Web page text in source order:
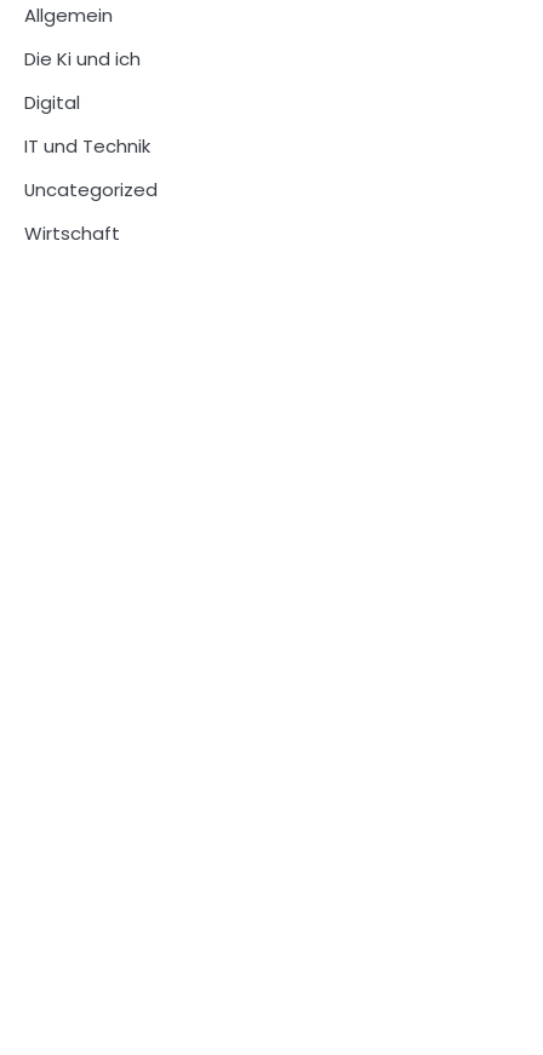
Allgemein
Die Ki und ich
Digital
IT und Technik
Uncategorized
Wirtschaft